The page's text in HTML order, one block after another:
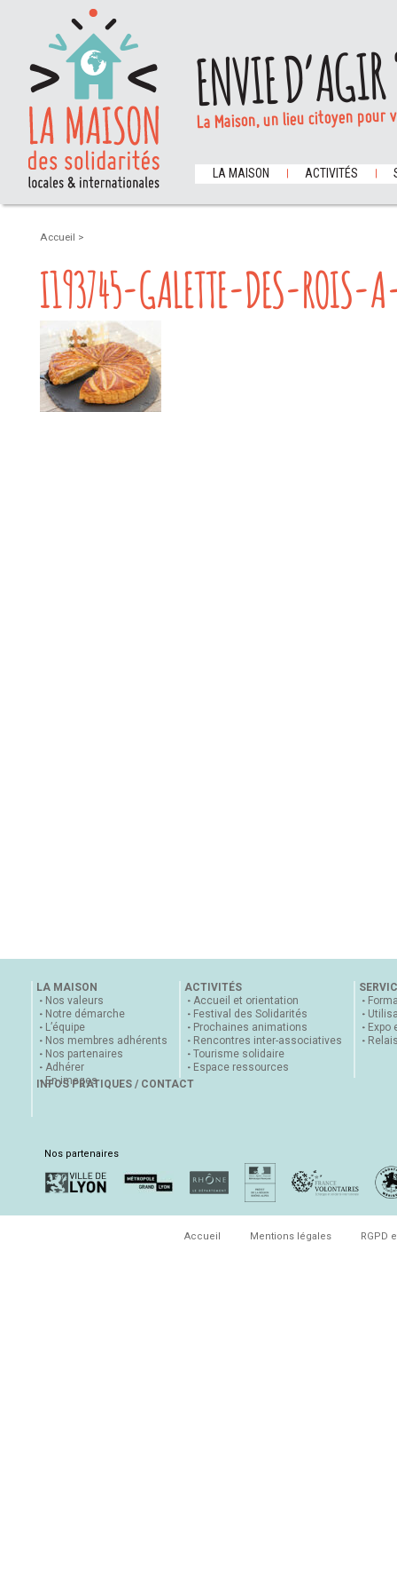
ENVIE
La Maison, un lieu citoyen
LA MAISON ACTIVITÉS
Accueil >
I193745-GALETTE-DES-ROIS-
LA MAISON
Nos valeurs
Notre démarche
L’équipe
Nos membres adhérents
Nos partenaires
Adhérer
En images
ACTIVITÉS
Accueil et orientation
Festival des Solidarités
Prochaines animations
Rencontres inter-associatives
Tourisme solidaire
Espace ressources
Expo
INFOS PRATIQUES / CONTACT
Nos partenaires
Accueil Mentions légales RGPD